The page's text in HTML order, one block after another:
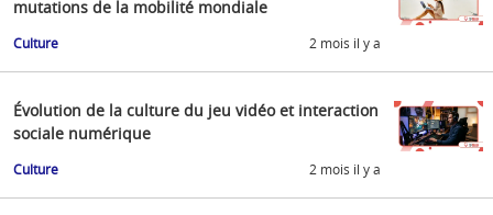
mutations de la mobilité mondiale
Culture 2 mois il y a
Évolution de la culture du jeu vidéo et interaction
sociale numérique
Culture 2 mois il y a